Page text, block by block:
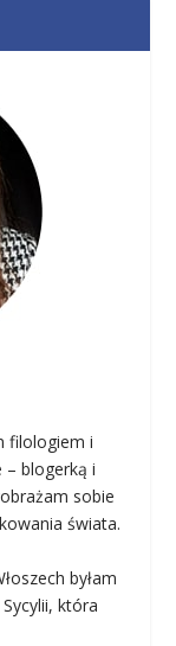
filologiem i
– blogerką i
sobie
świata.
byłam
która